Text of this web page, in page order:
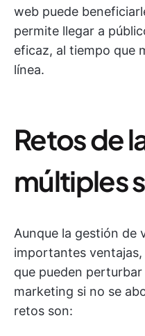
web puede
permite llegar a
eficaz, al tiempo que
línea.
Retos de
múltiples
Aunque la gestión de
importantes
que pueden
marketing si no se
retos son: